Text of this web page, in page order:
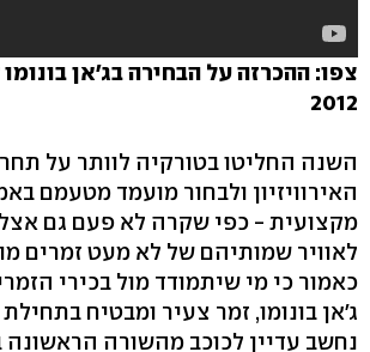
צפו: ההכרזה על הבחירה בג'אן בונומו
2012
השנה החליטו בטורקיה לוותר על
האירוויזיון ולבחור מועמד מטעמם
מקצועית - כפי שקרה לא פעם גם
לאוויר שמותיהם של לא מעט זמרים
כאמור כי מי שיתמודד מול בכירי
ג'אן בונומו, זמר צעיר ומבטיח
נחשב עדיין לכוכב מהשורה הראשונה